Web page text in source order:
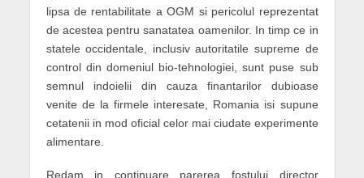
lipsa de rentabilitate a OGM si pericolul reprezentat
de acestea pentru sanatatea oamenilor. In timp ce in
statele occidentale, inclusiv autoritatile supreme de
control din domeniul bio-tehnologiei, sunt puse sub
semnul indoielii din cauza finantarilor dubioase
venite de la firmele interesate, Romania isi supune
cetatenii in mod oficial celor mai ciudate experimente
alimentare.
Redam in continuare parerea fostului director